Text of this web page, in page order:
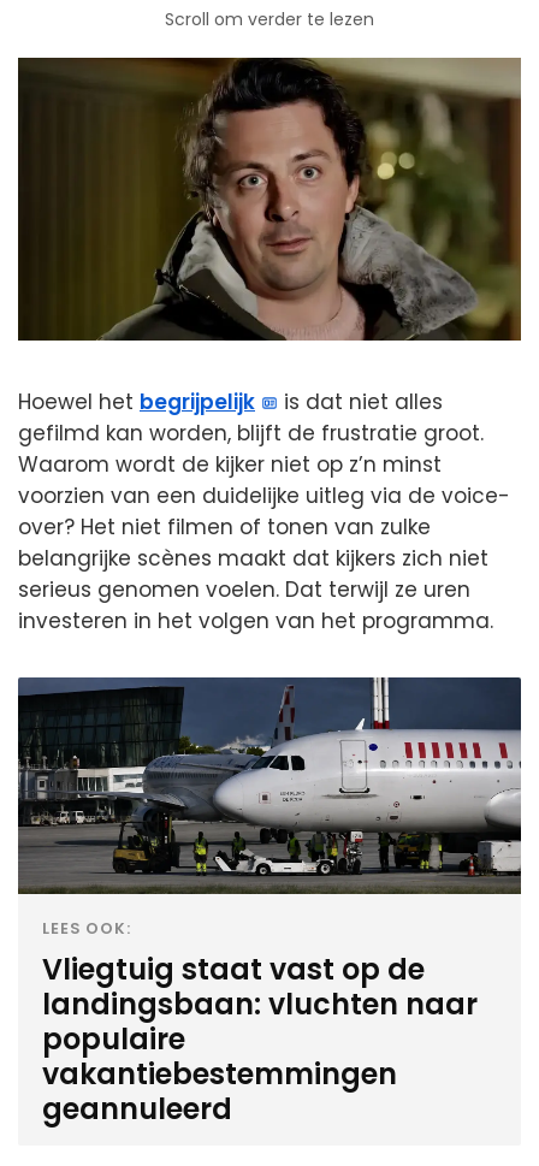
Scroll om verder te lezen
Hoewel het begrijpelijk
is dat niet alles
gefilmd kan worden, blijft de frustratie groot.
Waarom wordt de kijker niet op z’n minst
voorzien van een duidelijke uitleg via de voice-
over? Het niet filmen of tonen van zulke
belangrijke scènes maakt dat kijkers zich niet
serieus genomen voelen. Dat terwijl ze uren
investeren in het volgen van het programma.
LEES OOK:
Vliegtuig staat vast op de
landingsbaan: vluchten naar
populaire
vakantiebestemmingen
geannuleerd